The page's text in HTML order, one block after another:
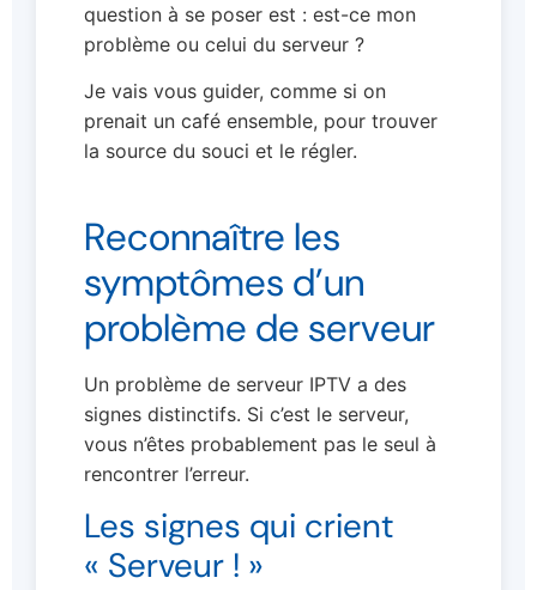
question à se poser est : est-ce mon
problème ou celui du serveur ?
Je vais vous guider, comme si on
prenait un café ensemble, pour trouver
la source du souci et le régler.
Reconnaître les
symptômes d’un
problème de serveur
Un problème de serveur IPTV a des
signes distinctifs. Si c’est le serveur,
vous n’êtes probablement pas le seul à
rencontrer l’erreur.
Les signes qui crient
« Serveur ! »